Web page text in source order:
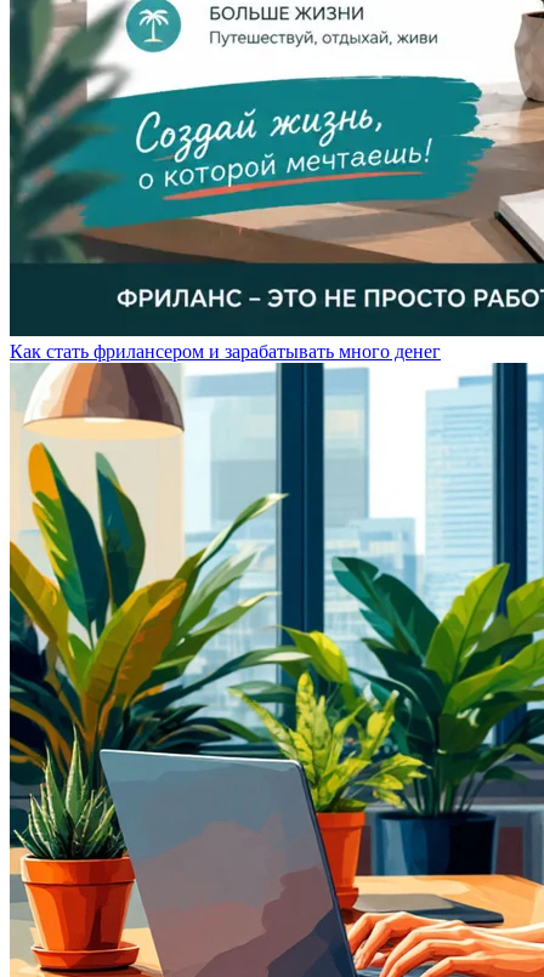
Как стать фрилансером и зарабатывать много денег